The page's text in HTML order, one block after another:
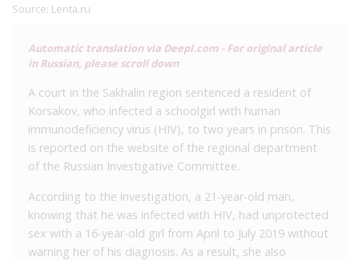
Source: Lenta.ru
Automatic translation via Deepl.com - For original article
in Russian, please scroll down
A court in the Sakhalin region sentenced a resident of
Korsakov, who infected a schoolgirl with human
immunodeficiency virus (HIV), to two years in prison. This
is reported on the website of the regional department
of the Russian Investigative Committee.
According to the investigation, a 21-year-old man,
knowing that he was infected with HIV, had unprotected
sex with a 16-year-old girl from April to July 2019 without
warning her of his diagnosis. As a result, she also